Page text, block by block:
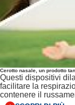
Cerotto nasale, un prodotto
Questi dispositivi
facilitare la
contenere il